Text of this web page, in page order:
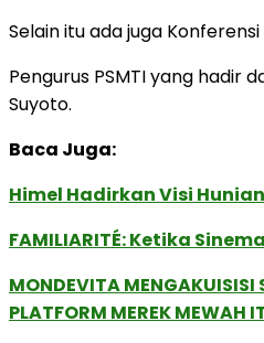
Selain itu ada juga
Pengurus PSMTI yang hadir
Suyoto.
Baca Juga:
Himel Hadirkan Visi
FAMILIARITÉ: Ketika
MONDEVITA MENGAKUISISI
PLATFORM MEREK MEWAH